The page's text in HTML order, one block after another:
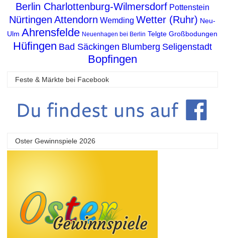
Berlin Charlottenburg-Wilmersdorf Pottenstein
Nürtingen Attendorn Wemding Wetter (Ruhr) Neu-
Ulm Ahrensfelde Neuenhagen bei Berlin Telgte Großbodungen
Hüfingen Bad Säckingen Blumberg Seligenstadt
Bopfingen
Feste & Märkte bei Facebook
Oster Gewinnspiele 2026